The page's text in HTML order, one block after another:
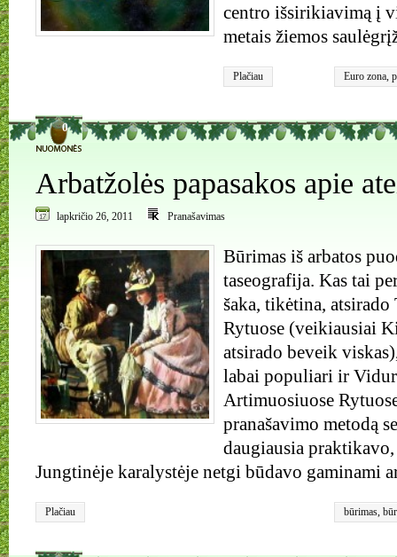
centro išsirikiavimą į
metais žiemos
Plačiau Euro zona,
0
Arbatžolės papasakos apie
lapkričio 26, 2011 Pranašavimas
Būrimas iš arbatos
taseografija. Kas tai
šaka, tikėtina,
Rytuose (veikiausiai
atsirado beveik
labai populiari ir
Artimuosiuose
pranašavimo metodą
daugiausia
Jungtinėje karalystėje netgi būdavo gaminami
Plačiau būrimas,